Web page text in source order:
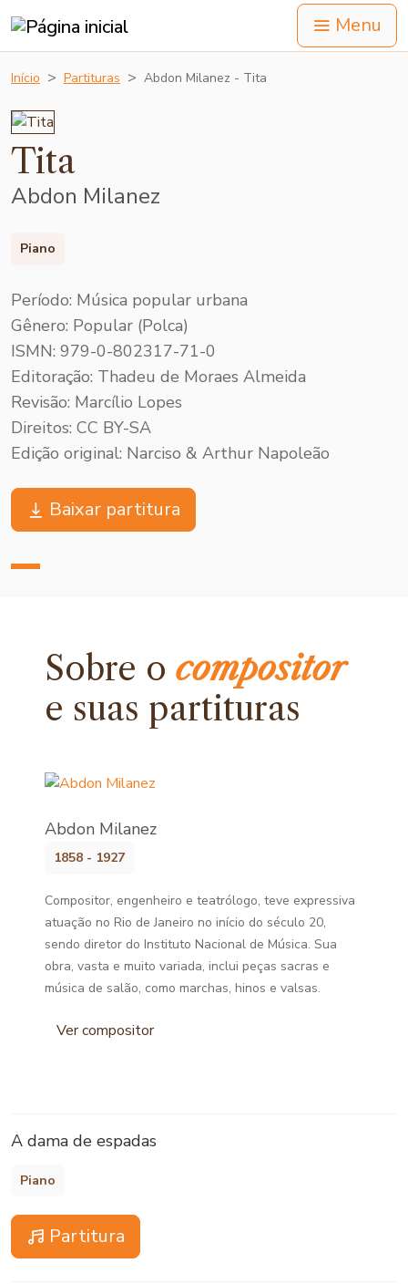
Menu
Início Partituras Abdon Milanez - Tita
Tita
Abdon Milanez
Piano
Período: Música popular urbana
Gênero: Popular (Polca)
ISMN: 979-0-802317-71-0
Editoração: Thadeu de Moraes Almeida
Revisão: Marcílio Lopes
Direitos: CC BY-SA
Edição original: Narciso & Arthur Napoleão
Baixar partitura
Sobre ocompositor
e suas partituras
Abdon Milanez
1858 - 1927
Compositor, engenheiro e teatrólogo, teve expressiva
atuação no Rio de Janeiro no início do século 20,
sendo diretor do Instituto Nacional de Música. Sua
obra, vasta e muito variada, inclui peças sacras e
música de salão, como marchas, hinos e valsas.
Ver compositor
A dama de espadas
Piano
Partitura